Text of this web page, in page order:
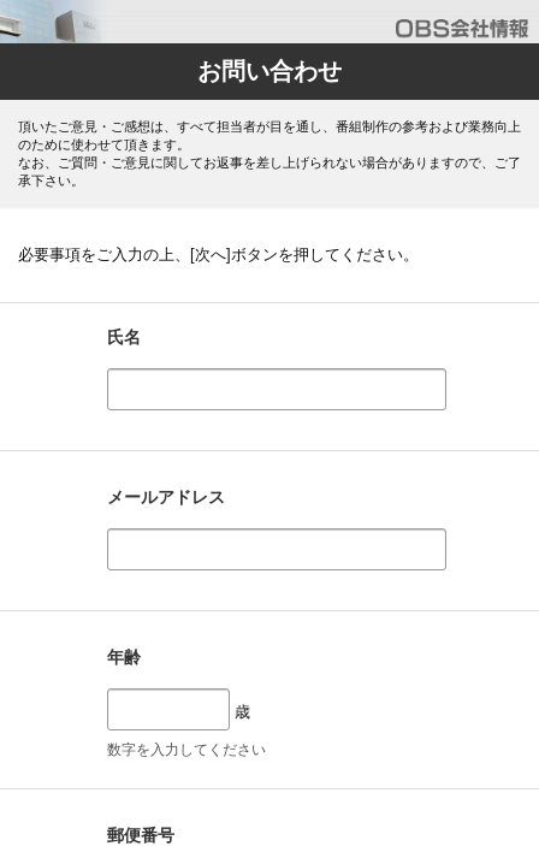
お問い合わせ
頂いたご意見・ご感想は、すべて担当者が目を通し、番組制作の参考および業務向上
のために使わせて頂きます。
なお、ご質問・ご意見に関してお返事を差し上げられない場合がありますので、ご了
承下さい。
必要事項をご入力の上、[次へ]ボタンを押してください。
氏名
メールアドレス
年齢
歳
数字を入力してください
郵便番号